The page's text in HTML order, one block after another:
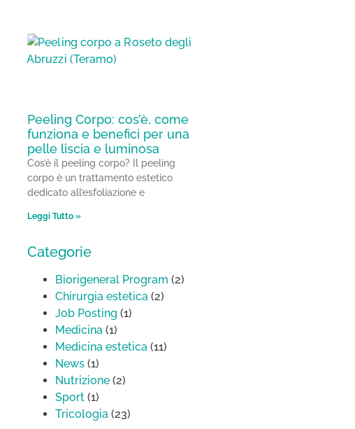
Peeling Corpo: cos’è, come
funziona e benefici per una
pelle liscia e luminosa
Cos’è il peeling corpo? Il peeling
corpo è un trattamento estetico
dedicato all’esfoliazione e
Leggi Tutto »
Categorie
Biorigeneral Program (2)
Chirurgia estetica (2)
Job Posting (1)
Medicina (1)
Medicina estetica (11)
News (1)
Nutrizione (2)
Sport (1)
Tricologia (23)